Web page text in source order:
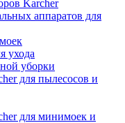
Karcher
аппаратов для
ухода
уборки
для пылесосов и
для минимоек и